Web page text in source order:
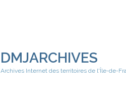
DMJARCHIVES
Archives Internet des territoires de l'Île-de-